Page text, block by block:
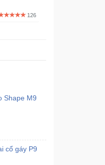
126
Shape M9
cổ gáy P9